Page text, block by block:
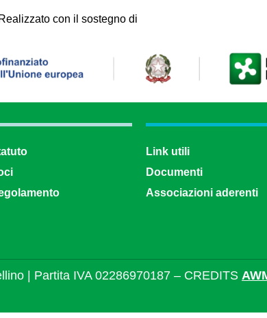
Realizzato con il sostegno di
Link utili
Documenti
Associazioni aderenti
| Partita IVA 02286970187 – CREDITS